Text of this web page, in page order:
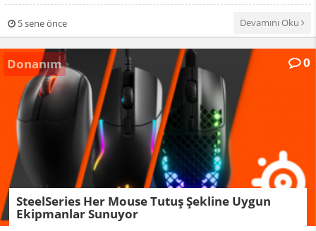
Devamını Oku
5 sene önce
SteelSeries Her Mouse Tutuş Şekline Uygun
Ekipmanlar Sunuyor
Donanım 0